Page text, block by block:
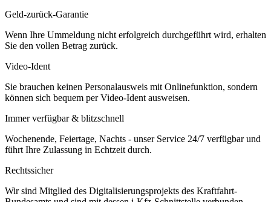
Geld-zurück-Garantie
Wenn Ihre Ummeldung nicht erfolgreich durchgeführt wird, erhalten
Sie den vollen Betrag zurück.
Video-Ident
Sie brauchen keinen Personalausweis mit Onlinefunktion, sondern
können sich bequem per Video-Ident ausweisen.
Immer verfügbar & blitzschnell
Wochenende, Feiertage, Nachts - unser Service 24/7 verfügbar und
führt Ihre Zulassung in Echtzeit durch.
Rechtssicher
Wir sind Mitglied des Digitalisierungsprojekts des Kraftfahrt-